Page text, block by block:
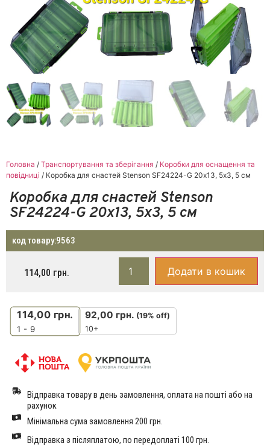
Головна / Транспортування та зберігання / Коробки для оснащення та
повідниці / Коробка для снастей Stenson SF24224-G 20х13, 5х3, 5 см
Коробка для снастей Stenson
SF24224-G 20х13, 5х3, 5 см
код товару:9563
114,00 грн. Додати в кошик
114,00 грн.
1 - 9
92,00 грн. (19% off)
10+
Відправка товару в день замовлення, оплата на пошті або на
рахунок
Мінімальна сума замовлення 200 грн.
Відправка з післяплатою, по передоплаті 100 грн.